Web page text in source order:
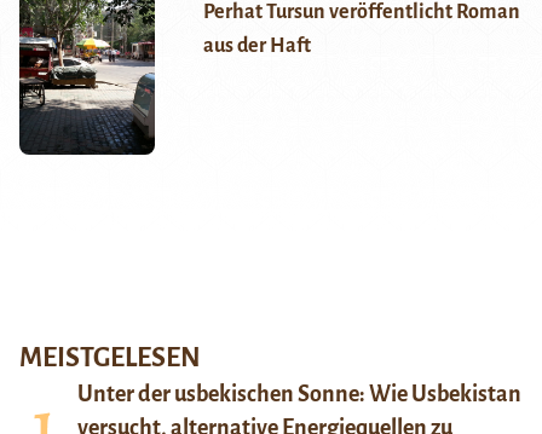
Perhat Tursun veröffentlicht Roman
aus der Haft
MEISTGELESEN
Unter der usbekischen Sonne: Wie Usbekistan
versucht, alternative Energiequellen zu